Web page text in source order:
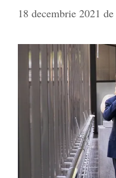
18 decembrie 2021 de